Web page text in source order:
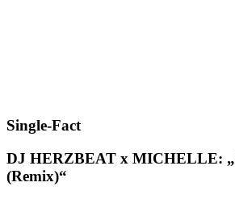
Single-Fact
DJ HERZBEAT x MICHELLE:
(Remix)“